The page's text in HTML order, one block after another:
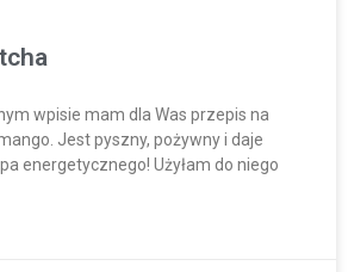
wpisie mam dla Was przepis na
Jest pyszny, pożywny i daje
energetycznego! Użyłam do niego